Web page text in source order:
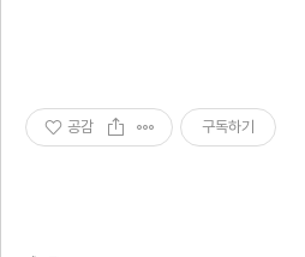
공감 구독하기